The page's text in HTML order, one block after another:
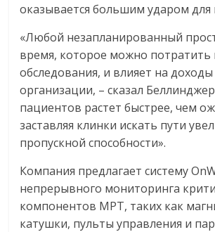
оказывается большим ударом для
«Любой незапланированный
время, которое можно потратить
обследования, и влияет на
организации, – сказал
пациентов растет быстрее, чем
заставляя клинки искать пути
пропускной способности».
Компания предлагает систему
непрерывного мониторинга
компонентов МРТ, таких как
катушки, пульты управления и